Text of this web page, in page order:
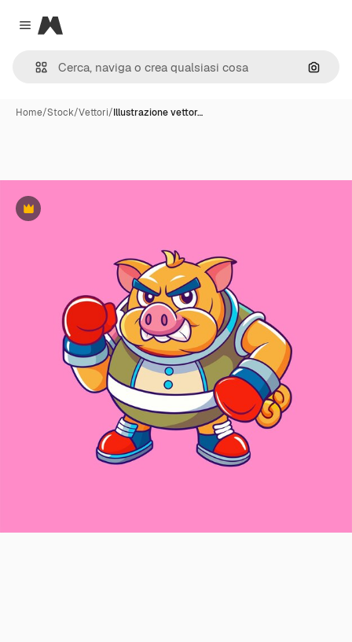
Close menu
Magnific
Cerca
Home/Stock/Vettori/Illustrazione vettor…
Premium